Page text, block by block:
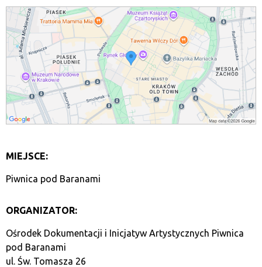
MIEJSCE:
Piwnica pod Baranami
ORGANIZATOR:
Ośrodek Dokumentacji i Inicjatyw Artystycznych Piwnica
pod Baranami
ul. Św. Tomasza 26